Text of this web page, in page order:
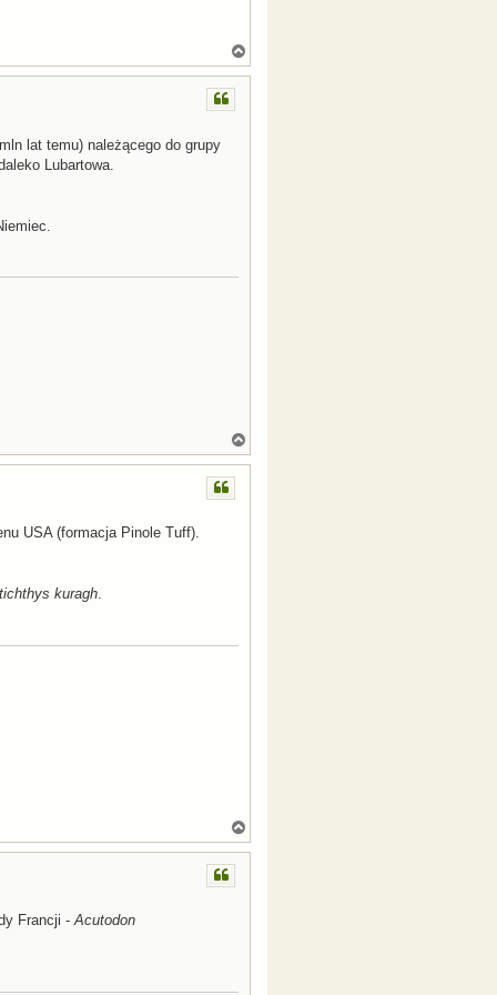
a
g
lat temu) należącego do grupy
Lubartowa.
a
g
USA (formacja Pinole Tuff).
kuragh.
a
g
Francji -Acutodon